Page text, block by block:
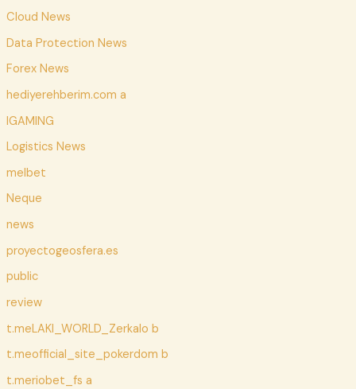
Cloud News
Data Protection News
Forex News
hediyerehberim.com a
IGAMING
Logistics News
melbet
Neque
news
proyectogeosfera.es
public
review
t.meLAKI_WORLD_Zerkalo b
t.meofficial_site_pokerdom b
t.meriobet_fs a